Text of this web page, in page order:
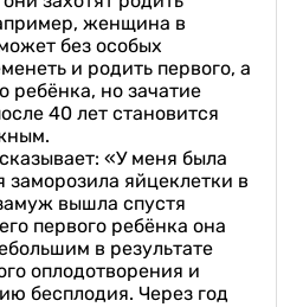
женщина в
без особых
и родить первого, а
ребёнка, но зачатие
40 лет становится
«У меня была
заморозила яйцеклетки в
вышла спустя
первого ребёнка она
в результате
оплодотворения и
бесплодия. Через год